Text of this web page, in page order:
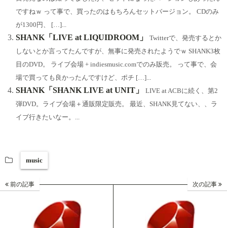
ですねｗ って事で、買ったのはもちろんセットバージョン。 CDのみ
が1300円、 […]...
SHANK「LIVE at LIQUIDROOM」
Twitterで、発売するとか
しないとか言ってたんですが、無事に発売されたようでｗ SHANK3枚
目のDVD。 ライブ会場 + indiesmusic.comでのみ販売。 って事で、会
場で買っても良かったんですけど、ポチ […]...
SHANK「SHANK LIVE at UNIT」
LIVE at ACBに続く、第2
弾DVD。ライブ会場＋通販限定販売。 最近、SHANK見てない、、ラ
イブ行きたいなー。...
music
前の記事 次の記事